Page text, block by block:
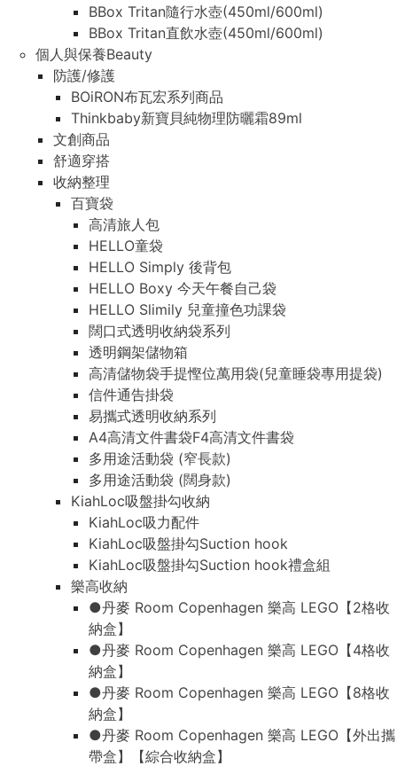
BBox Tritan隨行水壺(450ml/600ml)
BBox Tritan直飲水壺(450ml/600ml)
個人與保養Beauty
防護/修護
BOiRON布瓦宏系列商品
Thinkbaby新寶貝純物理防曬霜89ml
文創商品
舒適穿搭
收納整理
百寶袋
高清旅人包
HELLO童袋
HELLO Simply 後背包
HELLO Boxy 今天午餐自己袋
HELLO Slimily 兒童撞色功課袋
闊口式透明收納袋系列
透明鋼架儲物箱
高清儲物袋手提慳位萬用袋(兒童睡袋專用提袋)
信件通告掛袋
易攜式透明收納系列
A4高清文件書袋F4高清文件書袋
多用途活動袋 (窄長款)
多用途活動袋 (闊身款)
KiahLoc吸盤掛勾收納
KiahLoc吸力配件
KiahLoc吸盤掛勾Suction hook
KiahLoc吸盤掛勾Suction hook禮盒組
樂高收納
●丹麥 Room Copenhagen 樂高 LEGO【2格收
納盒】
●丹麥 Room Copenhagen 樂高 LEGO【4格收
納盒】
●丹麥 Room Copenhagen 樂高 LEGO【8格收
納盒】
●丹麥 Room Copenhagen 樂高 LEGO【外出攜
帶盒】【綜合收納盒】